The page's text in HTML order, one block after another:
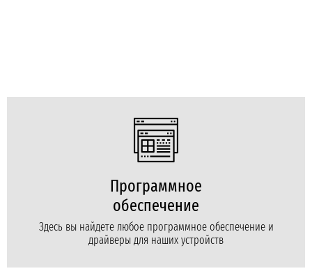
Программное
обеспечение
Здесь вы найдете любое программное обеспечение и
драйверы для наших устройств